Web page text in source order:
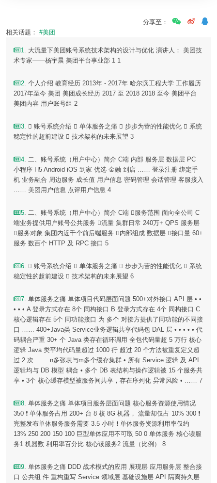
分享至：
相关话题： #美团
1. 大流量下美团账号系统技术架构的设计与优化 演讲人： 美团技
术专家——杨宇晨 美团平台事业部 1 1
2. 个人介绍 教育经历 2013年 - 2017年 哈尔滨工程大学 工作履历
2017年至今 美团 美团成长经历 2017 至 2018 2018 至今 美团平台
美团内容 用户账号组 2
3.  账号系统介绍  单体服务之痛  步步为营的性能优化  系统
稳定性的超前建设  技术架构的未来展望 3
4. 二、账号系统（用户中心）简介 C端 内部 服务层 数据层 PC
小程序 H5 Android iOS 到家 优选 金融 到店 …… 登录注册 绑定手
机 业务融合 周边服务 成长值 用户信息 密码管理 会话管理 客服接入
…… 美团用户信息 点评用户信息 4
5. 二、账号系统（用户中心）简介 C端 服务范围 面向全公司 C
端业务提供用户账号公共服务 流量 集群日常 240万+ QPS 服务层
服务对象 集团内近千个前后端服务 内部组成 数据层 接口量 60+
服务 数百个 HTTP 及 RPC 接口 5
6.  账号系统介绍  单体服务之痛  步步为营的性能优化  系统
稳定性的超前建设  技术架构的未来展望 6
7. 单体服务之痛 单体项目代码层面问题 500+对外接口 API 层 • •
• • • A 登录方式存在 8个 同构接口 B 登录方式存在 4个 同构接口 C
核心逻辑存在 5个 同功能接口 为 多个 对接方提供了同功能的不同接
口 …… 400+Java类 Service业务逻辑共享代码包 DAL 层 • • • • • 代
码耦合严重 30+ 个 Java 类存在循环调用 全包代码量超 5 万行 核心
逻辑 Java 类平均代码量超过 1000 行 超过 20 个方法被重复定义超
过 2 次 …… n多张表与m多个缓存集群 • 所有 Service 逻辑 及 API
逻辑均与 DB 模型 耦合 • 多个 DB 表结构与操作逻辑被 15 个服务共
享 • 3个 核心缓存模型被服务间共享，存在序列化 异常风险 • …… 7
8. 单体服务之痛 单体项目服务层面问题 核心服务资源使用情况
350 ❗ 单体服务占用 200+ 台 8 核 8G 机器， 流量却仅占 10% 300 ❗
完整发布单体服务服务需要 3.5 小时 ❗ 单体服务资源利用率仅约
13% 250 200 150 100 巨型单体应用不可取 50 0 单体服务 核心读服
务1 机器数 利用率百分比 核心读服务2 流量（比例） 8
9. 单体服务之痛 DDD 战术模式的应用 展现层 应用服务层 整合接
口 公共组 件 重构重写 Service 领域层 基础设施层 API 隔离持久层